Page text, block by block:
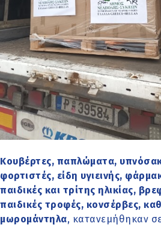
Κουβέρτες, παπλώματα,
φορτιστές, είδη υγιεινής,
παιδικές και τρίτης ηλικίας,
παιδικές τροφές, κονσέρβες,
μωρομάντηλα, κατανεμήθηκαν